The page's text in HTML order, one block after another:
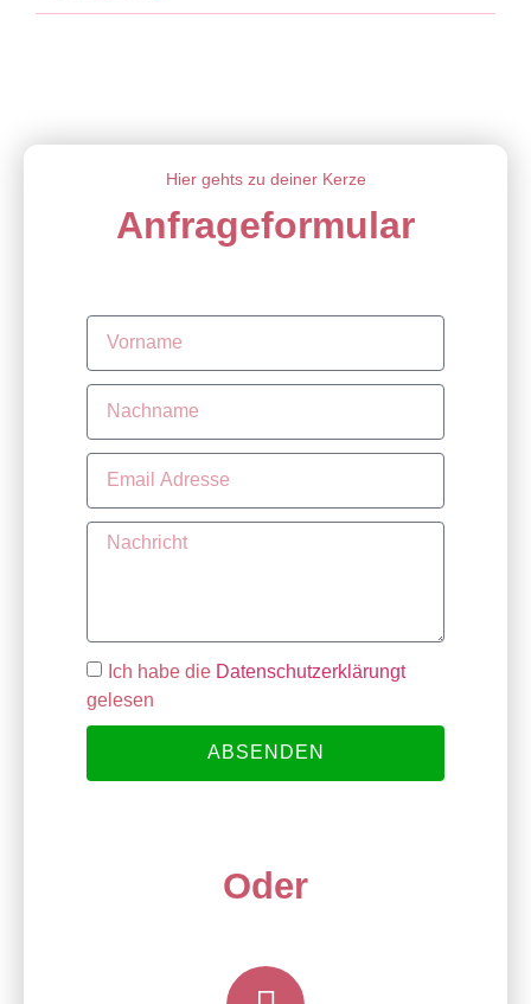
Hier gehts zu deiner Kerze
Anfrageformular
Ich habe die Datenschutzerklärungt
gelesen
ABSENDEN
Oder